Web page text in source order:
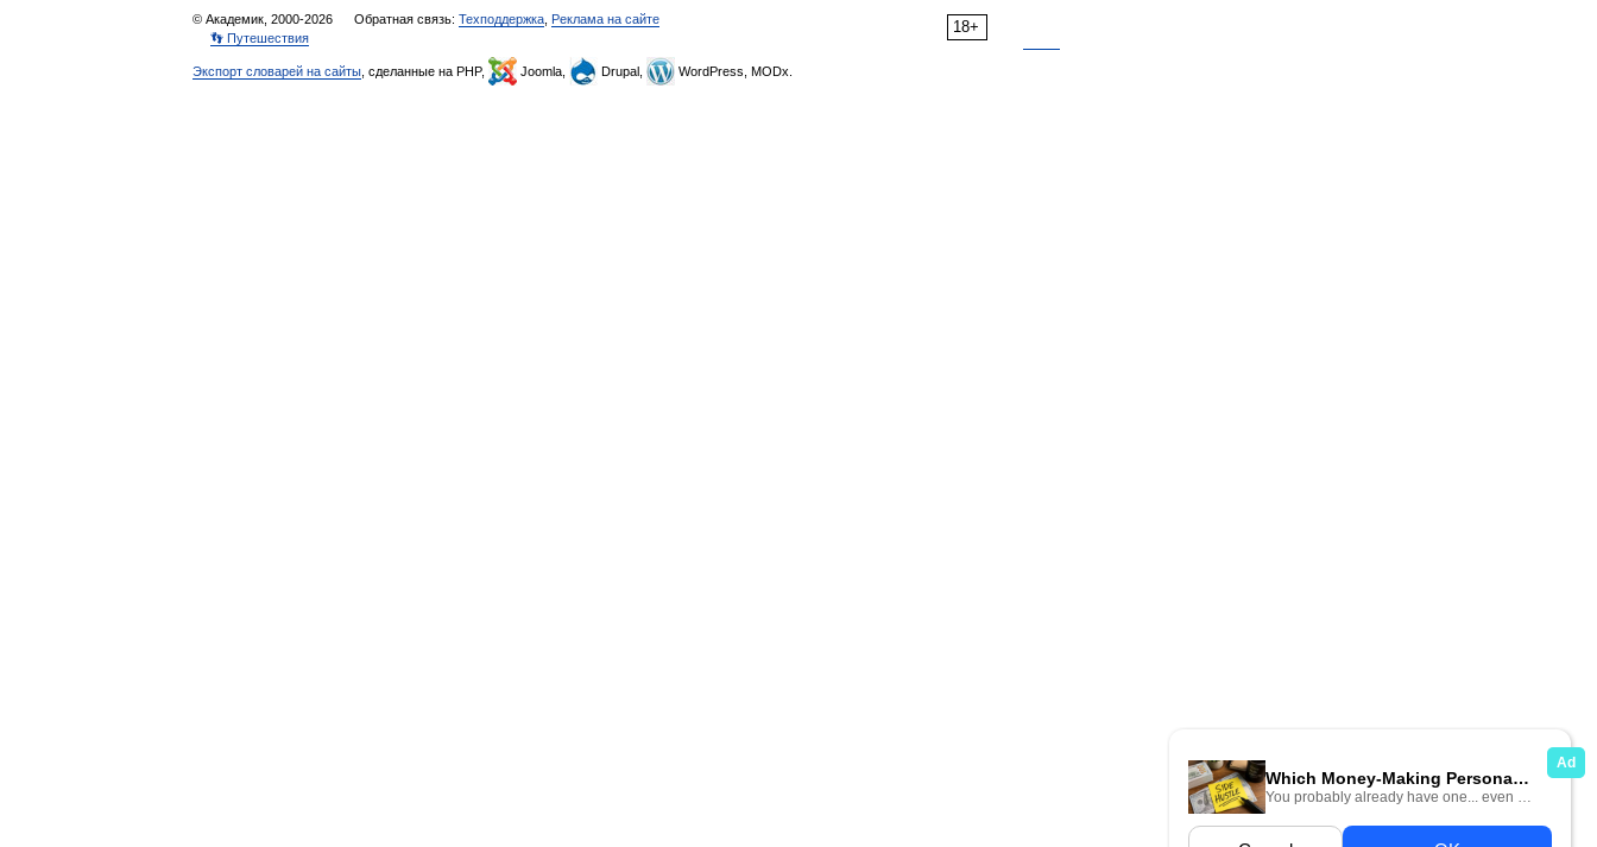
18+
© Академик, 2000-2026 Обратная связь: Техподдержка Реклама на сайте
👣 Путешествия
Экспорт словарей на сайты , сделанные на PHP, Joomla, Drupal, WordPress, MODx.